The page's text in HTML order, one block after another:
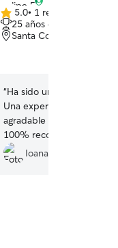
5.0
de
5
5.0• 1 reseña
25 años de experiencia
Santa Coloma de
“Ha sido un placer dejar
Una experiencia maravillosa. Es una persona
agradable y con una
100% recomendable.
Ioana S.